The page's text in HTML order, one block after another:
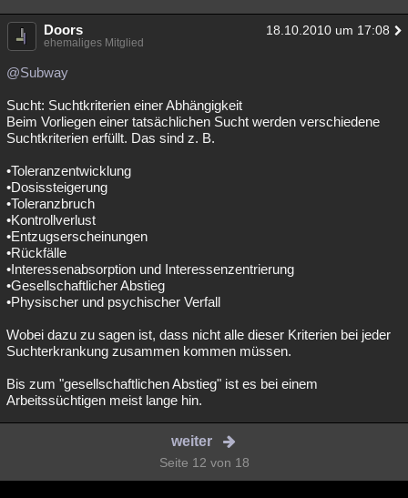
Doors 18.10.2010 um 17:08
ehemaliges Mitglied
@Subway
Sucht: Suchtkriterien einer Abhängigkeit
Beim Vorliegen einer tatsächlichen Sucht werden verschiedene
Suchtkriterien erfüllt. Das sind z. B.
•Toleranzentwicklung
•Dosissteigerung
•Toleranzbruch
•Kontrollverlust
•Entzugserscheinungen
•Rückfälle
•Interessenabsorption und Interessenzentrierung
•Gesellschaftlicher Abstieg
•Physischer und psychischer Verfall
Wobei dazu zu sagen ist, dass nicht alle dieser Kriterien bei jeder
Suchterkrankung zusammen kommen müssen.
Bis zum "gesellschaftlichen Abstieg" ist es bei einem
Arbeitssüchtigen meist lange hin.
weiter
Seite 12 von 18